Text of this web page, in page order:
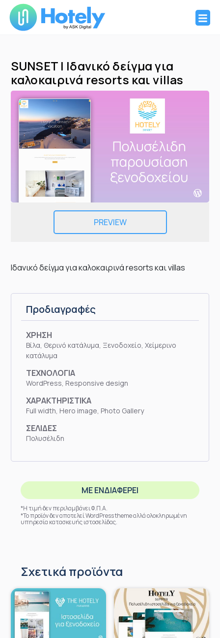
content
SUNSET | Ιδανικό δείγμα για
καλοκαιρινά resorts και villas
PREVIEW
Ιδανικό δείγμα για καλοκαιρινά resorts και villas
Προδιαγραφές
ΧΡΗΣΗ
Βίλα, Θερινό κατάλυμα, Ξενοδοχείο, Χείμερινο
κατάλυμα
ΤΕΧΝΟΛΟΓΙΑ
WordPress, Responsive design
ΧΑΡΑΚΤΗΡΙΣΤΙΚΑ
Full width, Hero image, Photo Gallery
ΣΕΛΙΔΕΣ
Πολυσέλιδη
ΜΕ ΕΝΔΙΑΦΕΡΕΙ
*Η τιμή δεν περιλαμβάνει Φ.Π.Α.
*Το προϊόν δεν αποτελεί WordPress theme αλλά ολοκληρωμένη
υπηρεσία κατασκευής ιστοσελίδας.
Σχετικά προϊόντα